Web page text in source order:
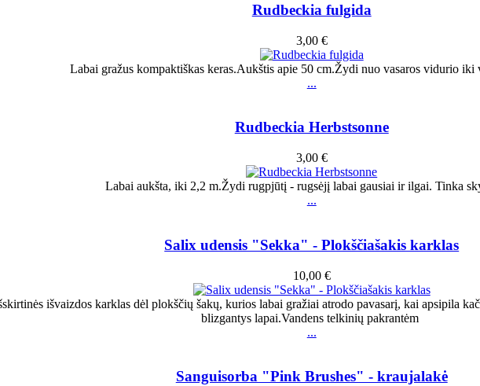
Rudbeckia fulgida
3,00 €
Labai gražus kompaktiškas keras.Aukštis apie 50 cm.Žydi nuo vasaros vidurio iki
...
Rudbeckia Herbstsonne
3,00 €
Labai aukšta, iki 2,2 m.Žydi rugpjūtį - rugsėjį labai gausiai ir ilgai. Tinka
...
Salix udensis "Sekka" - Plokščiašakis karklas
10,00 €
išvaizdos karklas dėl plokščių šakų, kurios labai gražiai atrodo pavasarį, kai apsipila
blizgantys lapai.Vandens telkinių pakrantėm
...
Sanguisorba "Pink Brushes" - kraujalakė